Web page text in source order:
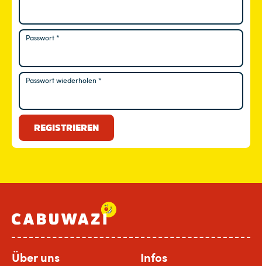
Passwort*
Passwort wiederholen *
REGISTRIEREN
Über uns Infos